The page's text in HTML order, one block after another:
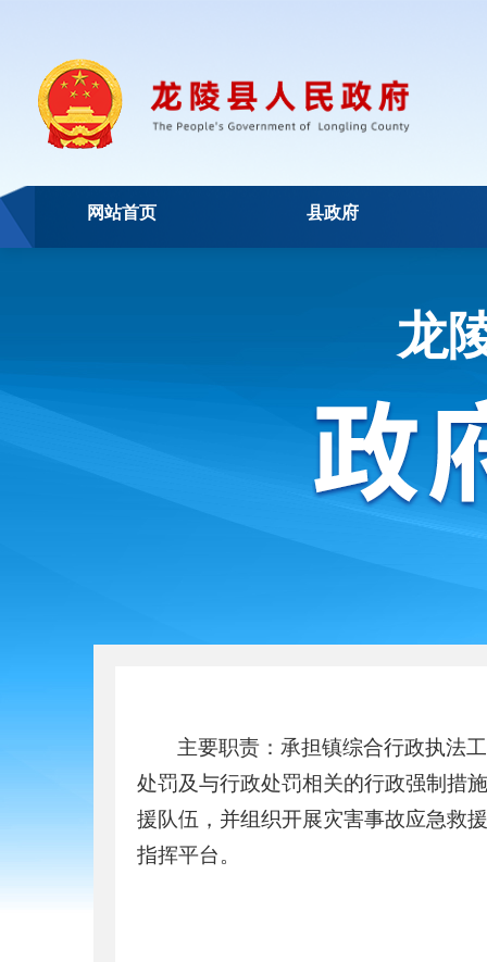
网站首页 县政府
龙
主要职责：承担镇综合行政执法
处罚及与行政处罚相关的行政强制措
援队伍，并组织开展灾害事故应急救
指挥平台。